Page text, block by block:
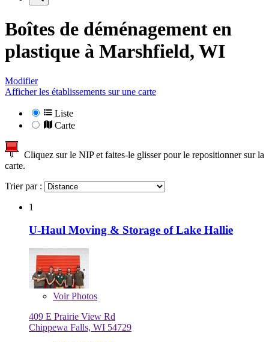
Boîtes de déménagement en
plastique à Marshfield, WI
Modifier
Afficher les établissements sur une carte
Liste
Carte
Cliquez sur le NIP et faites-le glisser pour le repositionner sur la
carte.
Trier par :
1
U-Haul Moving & Storage of Lake Hallie
VoirPhotos
409 E Prairie View Rd
Chippewa Falls, WI 54729